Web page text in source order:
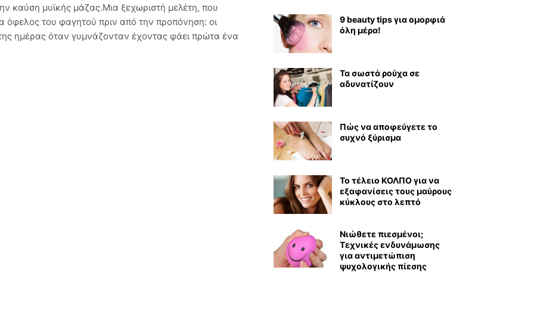
καύση μυϊκής μάζας.Μια ξεχωριστή μελέτη, που
όφελος του φαγητού πριν από την προπόνηση: οι
ημέρας όταν γυμνάζονταν έχοντας φάει πρώτα ένα
9 beauty tips για ομορφιά
όλη μέρα!
Τα σωστά ρούχα σε
αδυνατίζουν
Πώς να αποφεύγετε το
συχνό ξύρισμα
Το τέλειο ΚΟΛΠΟ για να
εξαφανίσεις τους μαύρους
κύκλους στο λεπτό
Νιώθετε πιεσμένοι;
Τεχνικές ενδυνάμωσης
για αντιμετώπιση
ψυχολογικής πίεσης